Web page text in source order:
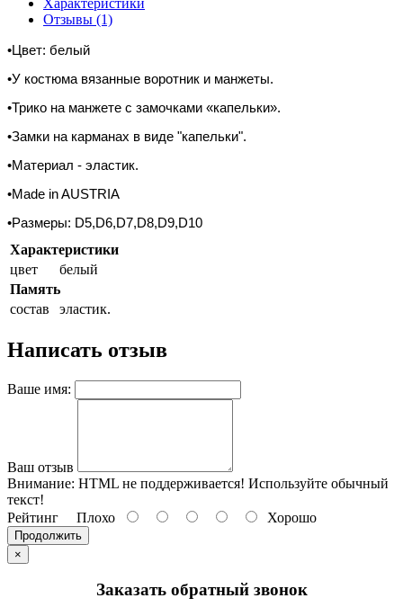
Отзывы (1)
•Цвет: белый
•У костюма вязанные воротник и манжеты.
•Трико на манжете с замочками «капельки».
•Замки на карманах в виде "капельки".
•Материал - эластик.
•Made in AUSTRIA
•Размеры: D5,D6,D7,D8,D9,D10
Характеристики
цвет
белый
Память
состав
эластик.
Написать отзыв
Ваше имя:
Ваш отзыв
Внимание: HTML не поддерживается! Используйте обычный
текст!
Рейтинг Плохо Хорошо
Продолжить
×
Заказать обратный звонок